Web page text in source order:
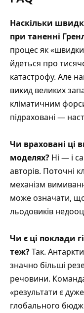
Наскільки
при таненні
процес як
йдеться про
катастрофу. Але
викид великих
кліматичним
підраховані —
Чи враховані ці
моделях? Ні — і
авторів. Поточні
механізм
може означати, що
льодовиків
Чи є ці поклади
теж?Так.
значно більші
речовини.
«результати є
глобального